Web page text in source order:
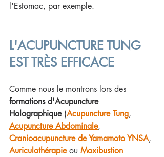
l'Estomac, par exemple.
L'ACUPUNCTURE TUNG
EST TRÈS EFFICACE
Comme nous le montrons lors des
formations d'Acupuncture
Holographique (Acupuncture Tung,
Acupuncture Abdominale,
Cranioacupuncture de Yamamoto YNSA,
Auriculothérapie ou Moxibustion